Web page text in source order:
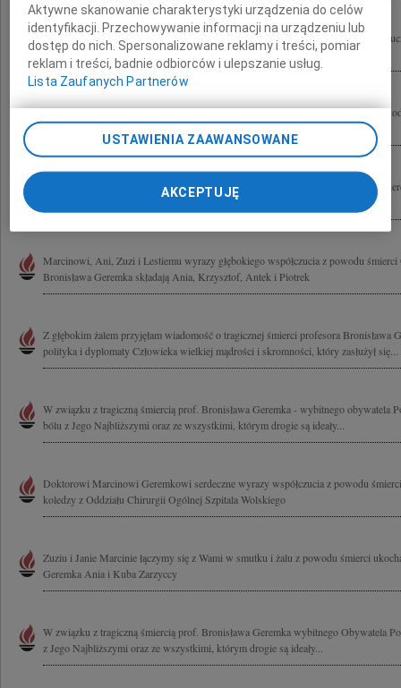
Naszemu Przyjacielowi Marcinowi Geremkowi wyrazy głębokiego żalu i
Taty składają Jola i Ula z rodzinami Marcinie, jesteśmy z Tobą.
Marcinowi Geremkowi oraz Jego Rodzinie wyrazy głębokiego współczucia z
i Ewa
Doktorowi Marcinowi Geremkowi wyrazy głębokiego współczucia z powodu
Męża Stanu składa Hanna Kwiatkowska Tulczyńska
Marcinowi, Ani, Zuzi i Lestiemu wyrazy głębokiego współczucia z powodu
Bronisława Geremka składają Ania, Krzysztof, Antek i Piotrek
Z głębokim żalem przyjęłam wiadomość o tragicznej śmierci profesora Bronisława
polityka i dyplomaty Człowieka wielkiej mądrości i skromności, który zasłużył się...
W związku z tragiczną śmiercią prof. Bronisława Geremka - wybitnego obywatela
bólu z Jego Najbliższymi oraz ze wszystkimi, którym drogie są ideały...
Doktorowi Marcinowi Geremkowi serdeczne wyrazy współczucia z powodu
koledzy z Oddziału Chirurgii Ogólnej Szpitala Wolskiego
Zuziu i Janie Marcinie łączymy się z Wami w smutku i żalu z powodu śmierci
Geremka Ania i Kuba Zarzyccy
W związku z tragiczną śmiercią prof. Bronisława Geremka wybitnego Obywatela
z Jego Najbliższymi oraz ze wszystkimi, którym drogie są ideały...
Aktywne skanowanie charakterystyki urządzenia do celów
identyfikacji. Przechowywanie informacji na urządzeniu lub
dostęp do nich. Spersonalizowane reklamy i treści, pomiar
reklam i treści, badnie odbiorców i ulepszanie usług.
Lista Zaufanych Partnerów
USTAWIENIA ZAAWANSOWANE
AKCEPTUJĘ